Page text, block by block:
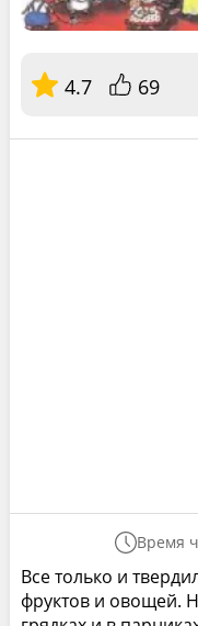
4.7 69
Время
Все только и
фруктов и овощей.